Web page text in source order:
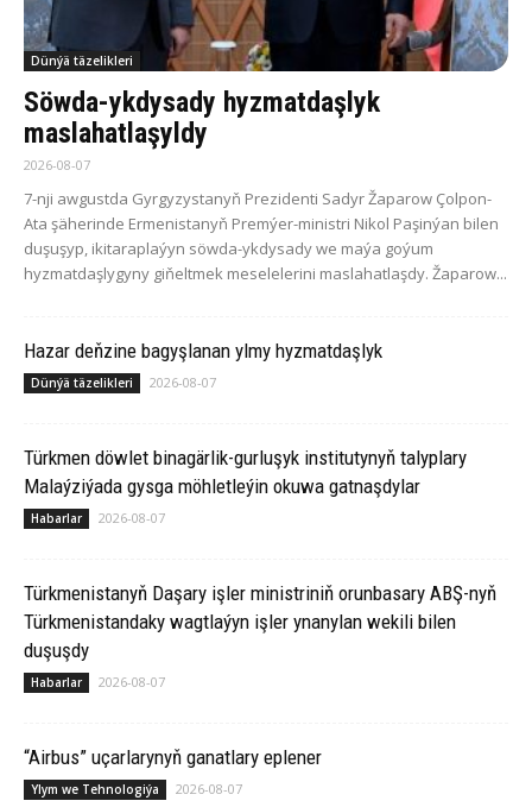
Dünýä täzelikleri
Söwda-ykdysady hyzmatdaşlyk
maslahatlaşyldy
2026-08-07
7-nji awgustda Gyrgyzystanyň Prezidenti Sadyr Žaparow Çolpon-
Ata şäherinde Ermenistanyň Premýer-ministri Nikol Paşinýan bilen
duşuşyp, ikitaraplaýyn söwda-ykdysady we maýa goýum
hyzmatdaşlygyny giňeltmek meselelerini maslahatlaşdy. Žaparow...
Hazar deňzine bagyşlanan ylmy hyzmatdaşlyk
Dünýä täzelikleri 2026-08-07
Türkmen döwlet binagärlik-gurluşyk institutynyň talyplary
Malaýziýada gysga möhletleýin okuwa gatnaşdylar
Habarlar 2026-08-07
Türkmenistanyň Daşary işler ministriniň orunbasary ABŞ-nyň
Türkmenistandaky wagtlaýyn işler ynanylan wekili bilen
duşuşdy
Habarlar 2026-08-07
“Airbus” uçarlarynyň ganatlary eplener
Ylym we Tehnologiýa 2026-08-07